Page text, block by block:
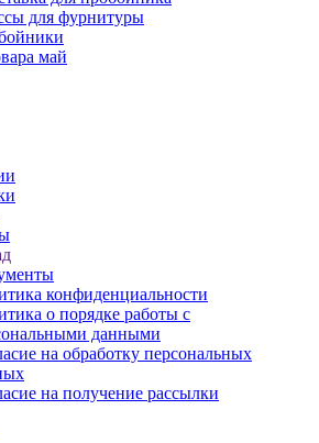
для фурнитуры
май
конфиденциальности
о порядке работы с
данными
на обработку персональных
на получение рассылки